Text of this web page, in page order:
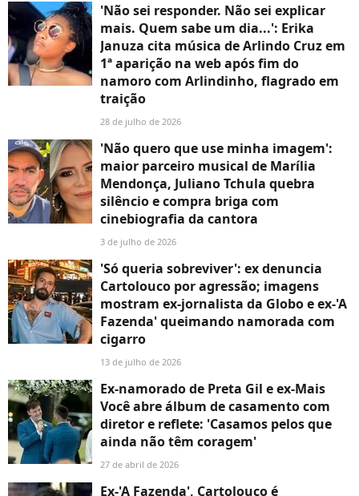
'Não sei responder. Não sei explicar
mais. Quem sabe um dia...': Erika
Januza cita música de Arlindo Cruz em
1ª aparição na web após fim do
namoro com Arlindinho, flagrado em
traição
28 de julho de 2026
'Não quero que use minha imagem':
maior parceiro musical de Marília
Mendonça, Juliano Tchula quebra
silêncio e compra briga com
cinebiografia da cantora
3 de julho de 2026
'Só queria sobreviver': ex denuncia
Cartolouco por agressão; imagens
mostram ex-jornalista da Globo e ex-'A
Fazenda' queimando namorada com
cigarro
13 de julho de 2026
Ex-namorado de Preta Gil e ex-Mais
Você abre álbum de casamento com
diretor e reflete: 'Casamos pelos que
ainda não têm coragem'
27 de abril de 2026
Ex-'A Fazenda', Cartolouco é